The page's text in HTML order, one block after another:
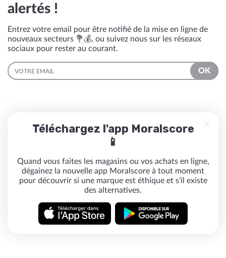
alertés !
Entrez votre email pour être notifié de la mise en ligne de
nouveaux secteurs 💐💰, ou suivez nous sur les réseaux
sociaux pour rester au courant.
EMAIL
OK
Téléchargez l'app Moralscore
📱
Quand vous faites les magasins ou vos achats en ligne,
dégainez la nouvelle app Moralscore à tout moment
pour découvrir si une marque est éthique et s'il existe
des alternatives.